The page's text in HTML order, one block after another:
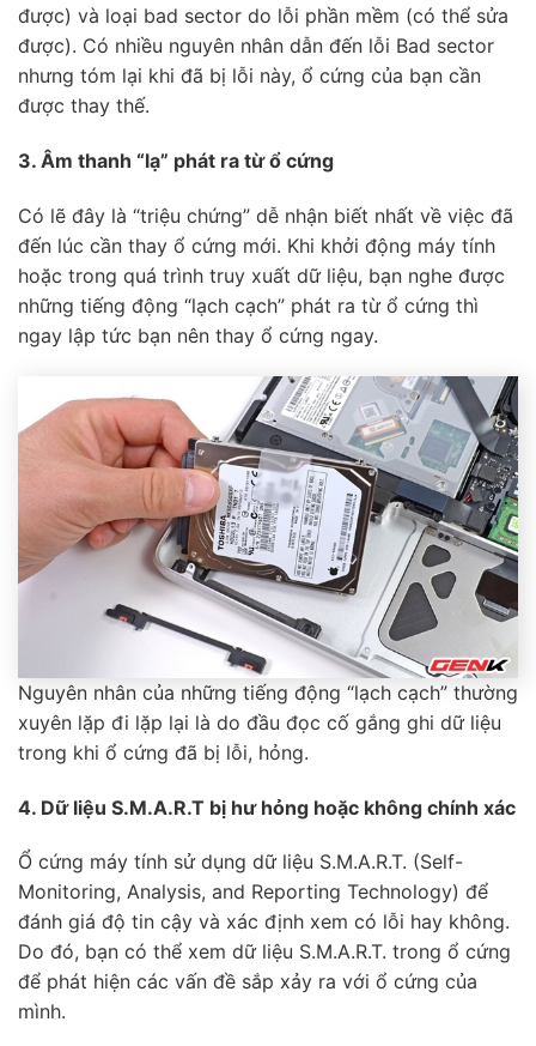
được) và loại bad sector do lỗi phần mềm (có thể sửa
được). Có nhiều nguyên nhân dẫn đến lỗi Bad sector
nhưng tóm lại khi đã bị lỗi này, ổ cứng của bạn cần
được thay thế.
3. Âm thanh “lạ” phát ra từ ổ cứng
Có lẽ đây là “triệu chứng” dễ nhận biết nhất về việc đã
đến lúc cần thay ổ cứng mới. Khi khởi động máy tính
hoặc trong quá trình truy xuất dữ liệu, bạn nghe được
những tiếng động “lạch cạch” phát ra từ ổ cứng thì
ngay lập tức bạn nên thay ổ cứng ngay.
Nguyên nhân của những tiếng động “lạch cạch” thường
xuyên lặp đi lặp lại là do đầu đọc cố gắng ghi dữ liệu
trong khi ổ cứng đã bị lỗi, hỏng.
4. Dữ liệu S.M.A.R.T bị hư hỏng hoặc không chính xác
Ổ cứng máy tính sử dụng dữ liệu S.M.A.R.T. (Self-
Monitoring, Analysis, and Reporting Technology) để
đánh giá độ tin cậy và xác định xem có lỗi hay không.
Do đó, bạn có thể xem dữ liệu S.M.A.R.T. trong ổ cứng
để phát hiện các vấn đề sắp xảy ra với ổ cứng của
mình.